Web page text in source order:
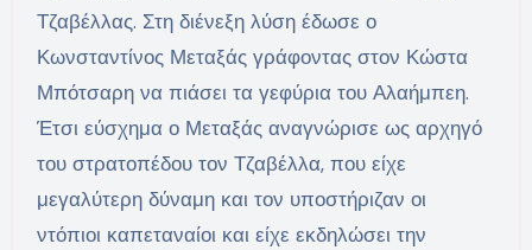
Τζαβέλλας. Στη διένεξη λύση έδωσε ο
Κωνσταντίνος Μεταξάς γράφοντας στον Κώστα
Μπότσαρη να πιάσει τα γεφύρια του Αλαήμπεη.
Έτσι εύσχημα ο Μεταξάς αναγνώρισε ως αρχηγό
του στρατοπέδου τον Τζαβέλλα, που είχε
μεγαλύτερη δύναμη και τον υποστήριζαν οι
ντόπιοι καπεταναίοι και είχε εκδηλώσει την